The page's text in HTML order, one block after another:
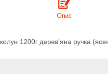
Опис
колун 1200г дерев'яна ручка